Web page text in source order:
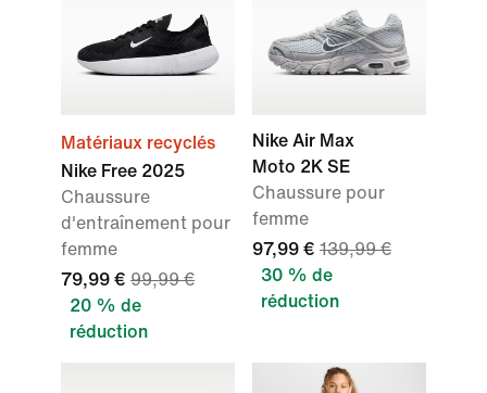
Matériaux recyclés
Nike Free 2025
Chaussure
d'entraînement pour
femme
79,99 € 99,99 €
20 % de
réduction
Nike Air Max
Moto 2K SE
Chaussure pour
femme
97,99 € 139,99 €
30 % de
réduction